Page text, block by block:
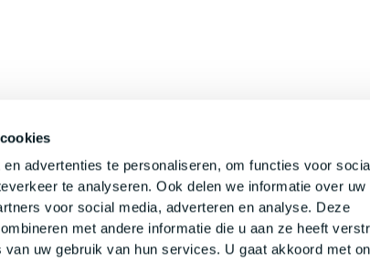
advertenties te personaliseren, om functies voor
te analyseren. Ook delen we informatie over uw
voor social media, adverteren en analyse. Deze
met andere informatie die u aan ze heeft
uw gebruik van hun services. U gaat akkoord met